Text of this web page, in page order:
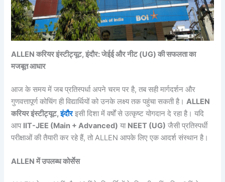
ALLEN करियर इंस्टीट्यूट, इंदौर: जेईई और नीट (UG) की सफलता का
मजबूत आधार
आज के समय में जब प्रतिस्पर्धा अपने चरम पर है, तब सही मार्गदर्शन और
गुणवत्तापूर्ण कोचिंग ही विद्यार्थियों को उनके लक्ष्य तक पहुंचा सकती है। ALLEN
करियर इंस्टीट्यूट,इंदौर इसी दिशा में वर्षों से उत्कृष्ट योगदान दे रहा है। यदि
आप IIT-JEE (Main + Advanced) या NEET (UG) जैसी प्रतिस्पर्धी
परीक्षाओं की तैयारी कर रहे हैं, तो ALLEN आपके लिए एक आदर्श संस्थान है।
ALLEN में उपलब्ध कोर्सेस